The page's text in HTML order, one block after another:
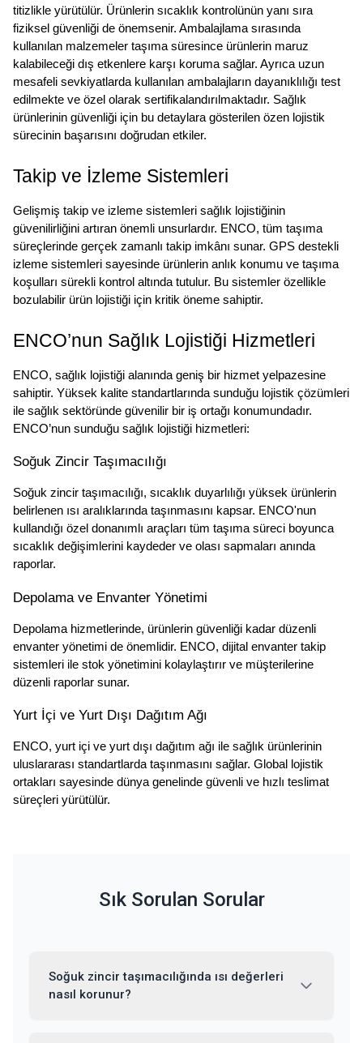
titizlikle yürütülür. Ürünlerin sıcaklık kontrolünün yanı sıra
fiziksel güvenliği de önemsenir. Ambalajlama sırasında
kullanılan malzemeler taşıma süresince ürünlerin maruz
kalabileceği dış etkenlere karşı koruma sağlar. Ayrıca uzun
mesafeli sevkiyatlarda kullanılan ambalajların dayanıklılığı test
edilmekte ve özel olarak sertifikalandırılmaktadır. Sağlık
ürünlerinin güvenliği için bu detaylara gösterilen özen lojistik
sürecinin başarısını doğrudan etkiler.
Takip ve İzleme Sistemleri
Gelişmiş takip ve izleme sistemleri sağlık lojistiğinin
güvenilirliğini artıran önemli unsurlardır. ENCO, tüm taşıma
süreçlerinde gerçek zamanlı takip imkânı sunar. GPS destekli
izleme sistemleri sayesinde ürünlerin anlık konumu ve taşıma
koşulları sürekli kontrol altında tutulur. Bu sistemler özellikle
bozulabilir ürün lojistiği için kritik öneme sahiptir.
ENCO’nun Sağlık Lojistiği Hizmetleri
ENCO, sağlık lojistiği alanında geniş bir hizmet yelpazesine
sahiptir. Yüksek kalite standartlarında sunduğu lojistik çözümleri
ile sağlık sektöründe güvenilir bir iş ortağı konumundadır.
ENCO’nun sunduğu sağlık lojistiği hizmetleri:
Soğuk Zincir Taşımacılığı
Soğuk zincir taşımacılığı, sıcaklık duyarlılığı yüksek ürünlerin
belirlenen ısı aralıklarında taşınmasını kapsar. ENCO'nun
kullandığı özel donanımlı araçları tüm taşıma süreci boyunca
sıcaklık değişimlerini kaydeder ve olası sapmaları anında
raporlar.
Depolama ve Envanter Yönetimi
Depolama hizmetlerinde, ürünlerin güvenliği kadar düzenli
envanter yönetimi de önemlidir. ENCO, dijital envanter takip
sistemleri ile stok yönetimini kolaylaştırır ve müşterilerine
düzenli raporlar sunar.
Yurt İçi ve Yurt Dışı Dağıtım Ağı
ENCO, yurt içi ve yurt dışı dağıtım ağı ile sağlık ürünlerinin
uluslararası standartlarda taşınmasını sağlar. Global lojistik
ortakları sayesinde dünya genelinde güvenli ve hızlı teslimat
süreçleri yürütülür.
Sık Sorulan Sorular
Soğuk zincir taşımacılığında ısı değerleri
nasıl korunur?